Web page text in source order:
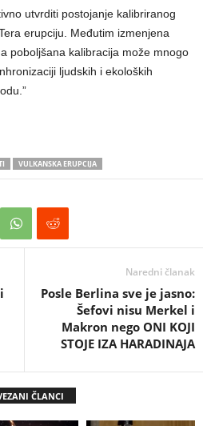
utvrditi postojanje kalibriranog
erupciju. Međutim izmenjena
poboljšana kalibracija može mnogo
ljudskih i ekoloških
VULKANSKA ERUPCIJA
Naredni članak
Posle Berlina sve je jasno:
Šefovi nisu Merkel i
Makron nego ONI KOJI
STOJE IZA HARADINAJA
ČLANCI